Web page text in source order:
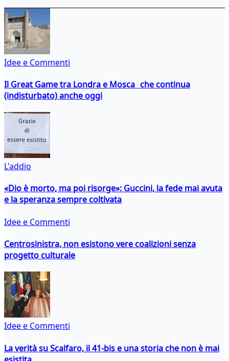
Idee e Commenti
Il Great Game tra Londra e Mosca che continua
(indisturbato) anche oggi
L'addio
«Dio è morto, ma poi risorge»: Guccini, la fede mai avuta
e la speranza sempre coltivata
Idee e Commenti
Centrosinistra, non esistono vere coalizioni senza
progetto culturale
Idee e Commenti
La verità su Scalfaro, il 41-bis e una storia che non è mai